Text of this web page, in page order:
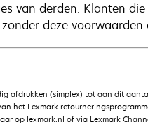
van derden. Klanten
deze
afdrukken (simplex) tot aan dit
het Lexmark
op lexmark.nl of via Lexmark